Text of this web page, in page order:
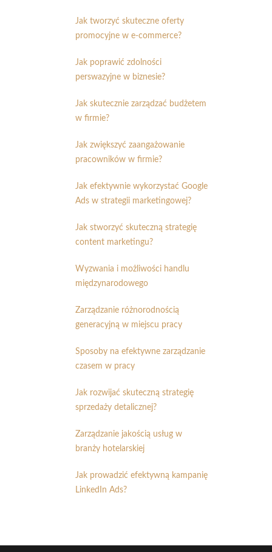
Jak tworzyć skuteczne oferty
promocyjne w e-commerce?
Jak poprawić zdolności
perswazyjne w biznesie?
Jak skutecznie zarządzać budżetem
w firmie?
Jak zwiększyć zaangażowanie
pracowników w firmie?
Jak efektywnie wykorzystać Google
Ads w strategii marketingowej?
Jak stworzyć skuteczną strategię
content marketingu?
Wyzwania i możliwości handlu
międzynarodowego
Zarządzanie różnorodnością
generacyjną w miejscu pracy
Sposoby na efektywne zarządzanie
czasem w pracy
Jak rozwijać skuteczną strategię
sprzedaży detalicznej?
Zarządzanie jakością usług w
branży hotelarskiej
Jak prowadzić efektywną kampanię
LinkedIn Ads?